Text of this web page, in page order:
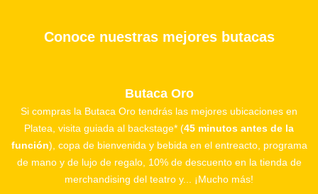
Conoce nuestras mejores butacas
Butaca Oro
Si compras la Butaca Oro tendrás las mejores ubicaciones en
Platea, visita guiada al backstage* (45 minutos antes de la
función), copa de bienvenida y bebida en el entreacto, programa
de mano y de lujo de regalo, 10% de descuento en la tienda de
merchandising del teatro y... ¡Mucho más!